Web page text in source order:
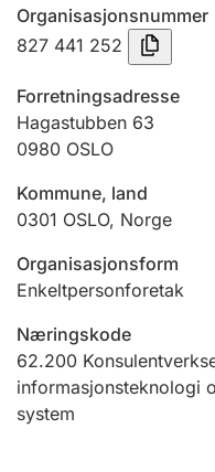
Tinglysing
Jeger
Ektepaktrettleiaren
Andre tema
Organisasjonsnummer
827 441 252
Forretningsadresse
Hagastubben 63
0980 OSLO
Kommune, land
0301 OSLO, Norge
Organisasjonsform
Enkeltpersonforetak
Næringskode
62.200
informasjonsteknologi
system